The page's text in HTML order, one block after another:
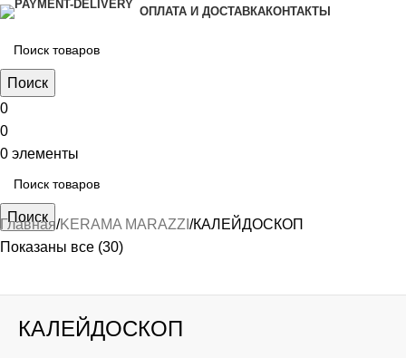
ОПЛАТА И ДОСТАВКАКОНТАКТЫ
Поиск
0
0
0 элементы
Поиск
Главная KERAMA MARAZZI КАЛЕЙДОСКОП
Показаны все (30)
КАЛЕЙДОСКОП